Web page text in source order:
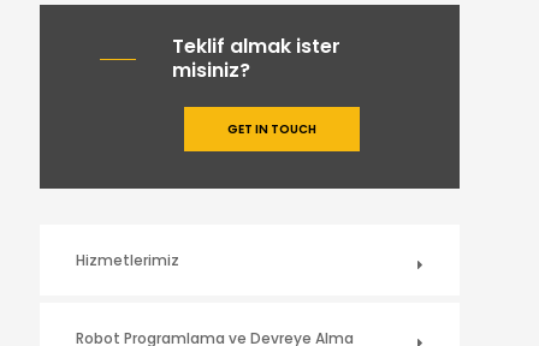
Teklif almak ister
misiniz?
GET IN TOUCH
Hizmetlerimiz
Robot Programlama ve Devreye Alma